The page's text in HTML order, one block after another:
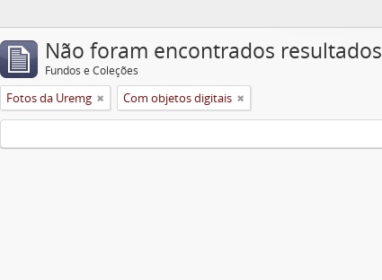
Não foram encontrados resultados
Fundos e Coleções
Fotos da Uremg Com objetos digitais